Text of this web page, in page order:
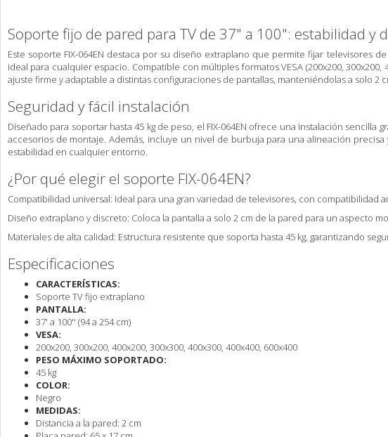
Soporte fijo de pared para TV de 37" a 100": estabilidad y
Este soporte FIX-064EN destaca por su diseño extraplano que permite fijar televisores
ideal para cualquier espacio. Compatible con múltiples formatos VESA (200x200, 300x200,
ajuste firme y adaptable a distintas configuraciones de pantallas, manteniéndolas a solo 2
Seguridad y fácil instalación
Diseñado para soportar hasta 45 kg de peso, el FIX-064EN ofrece una instalación
accesorios de montaje. Además, incluye un nivel de burbuja para una alineación
estabilidad en cualquier entorno.
¿Por qué elegir el soporte FIX-064EN?
Compatibilidad universal: Ideal para una gran variedad de televisores, con compatibilidad
Diseño extraplano y discreto: Coloca la pantalla a solo 2 cm de la pared para un aspecto
Materiales de alta calidad: Estructura resistente que soporta hasta 45 kg, garantizando
Especificaciones
CARACTERÍSTICAS:
Soporte TV fijo extraplano
PANTALLA:
37' a 100'' (94 a 254 cm)
VESA:
200x200, 300x200, 400x200, 300x300, 400x300, 400x400, 600x400
PESO MÁXIMO SOPORTADO:
45 kg
COLOR:
Negro
MEDIDAS:
Distancia a la pared: 2 cm